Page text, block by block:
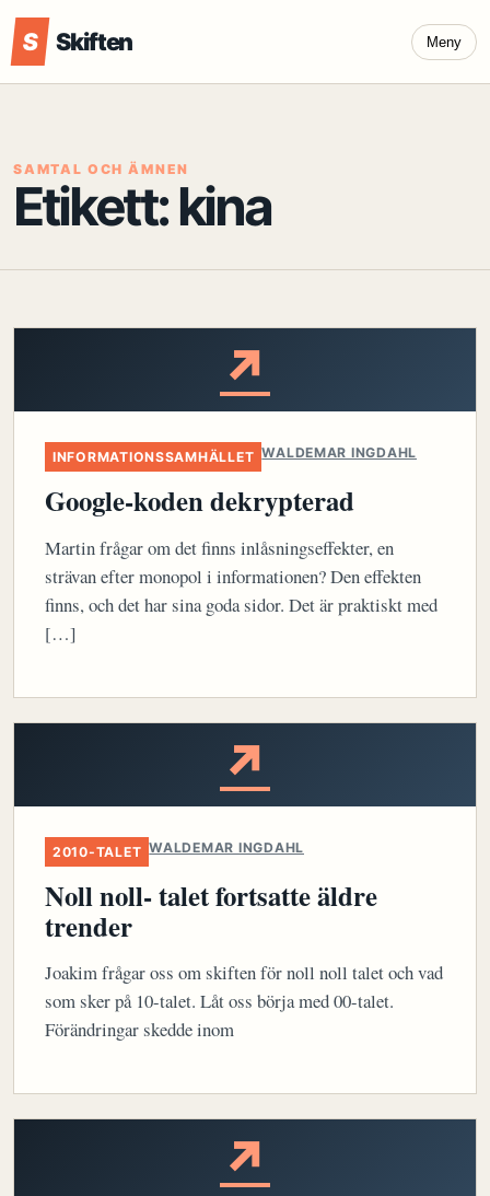
S Skiften Meny
SAMTAL OCH ÄMNEN
Etikett:kina
↗
INFORMATIONSSAMHÄLLET WALDEMAR INGDAHL
Google-koden dekrypterad
Martin frågar om det finns inlåsningseffekter, en
strävan efter monopol i informationen? Den effekten
finns, och det har sina goda sidor. Det är praktiskt med
[…]
↗
2010-TALET WALDEMAR INGDAHL
Noll noll- talet fortsatte äldre
trender
Joakim frågar oss om skiften för noll noll talet och vad
som sker på 10-talet. Låt oss börja med 00-talet.
Förändringar skedde inom
↗